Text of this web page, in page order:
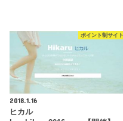
ポイント制サイト
2018.1.16
ヒカル